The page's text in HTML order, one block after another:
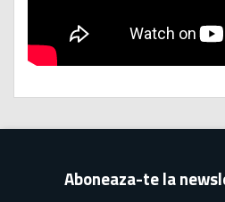
Aboneaza-te la